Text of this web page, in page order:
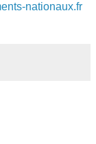
nationaux.fr